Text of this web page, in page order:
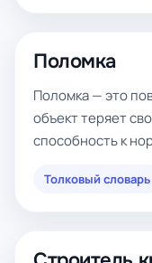
Поломка
Поломка — это
объект теряет
способность к
Толковый словарь